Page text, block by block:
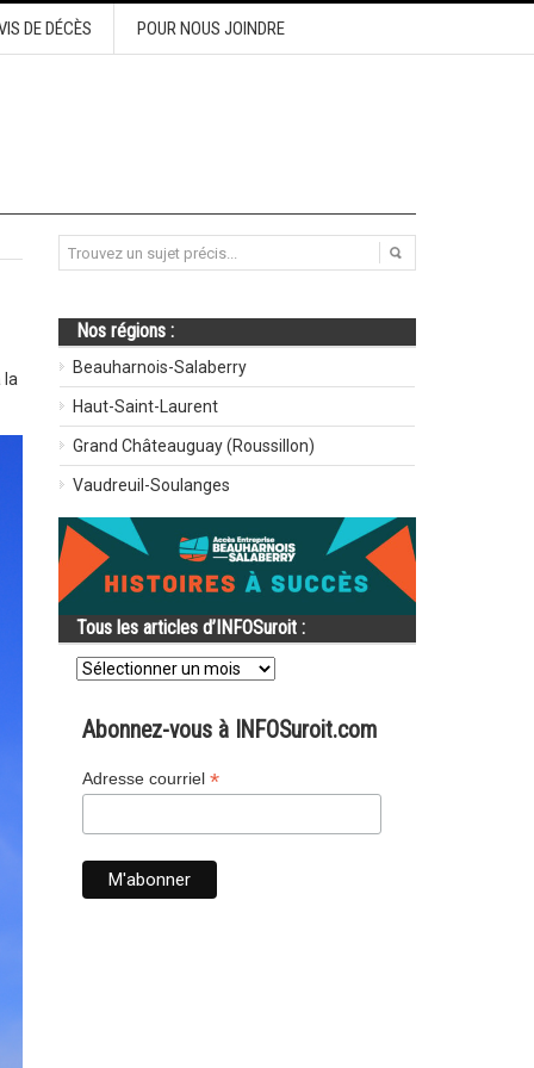
DE DÉCÈS POUR NOUS JOINDRE
la
Nos régions :
Beauharnois-Salaberry
Haut-Saint-Laurent
Grand Châteauguay (Roussillon)
Vaudreuil-Soulanges
Tous les articles d’INFOSuroit :
Tous
les
d’INFOSuroit
Abonnez-vous à INFOSuroit.com
Adresse courriel *